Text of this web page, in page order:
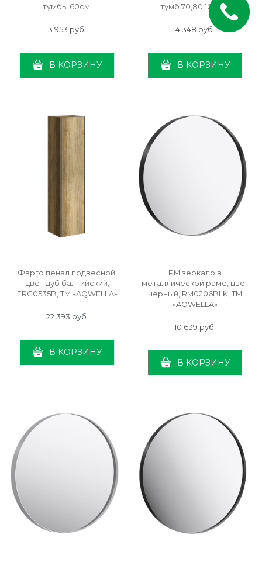
тумбы 60см.
3 953 руб.
В КОРЗИНУ
тумб 70,80,100см.
4 348 руб.
В КОРЗИНУ
Фарго пенал подвесной,
цвет дуб балтийский,
FRG0535B, ТМ «AQWELLA»
22 393 руб.
В КОРЗИНУ
РМ зеркало в
металлической раме, цвет
черный, RM0206BLK, ТМ
«AQWELLA»
10 639 руб.
В КОРЗИНУ